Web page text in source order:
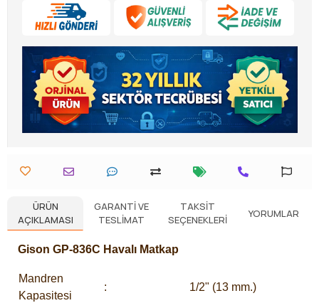
ÜRÜN
AÇIKLAMASI
GARANTI VE
TESLIMAT
TAKSIT
SEÇENEKLERI
YORUMLAR
Gison GP-836C Havalı Matkap
Mandren
Kapasitesi
: 1/2" (13 mm.)